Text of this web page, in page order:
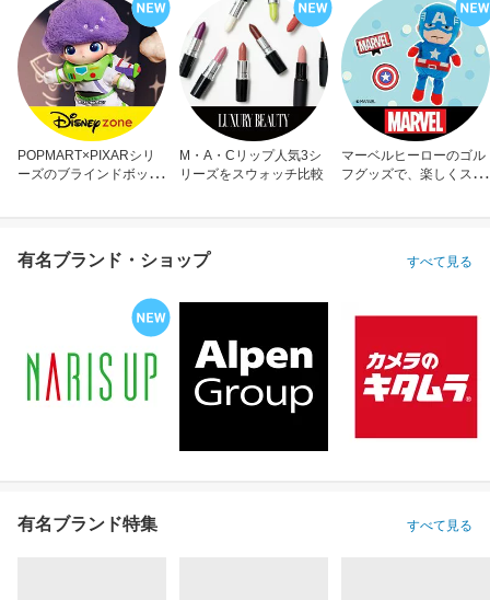
POPMART×PIXARシリ
ーズのブラインドボック
M・A・Cリップ人気3シ
リーズをスウォッチ比較
マーベルヒーローのゴル
フグッズで、楽しくスコ
有名ブランド・ショップ すべて見る
有名ブランド特集 すべて見る